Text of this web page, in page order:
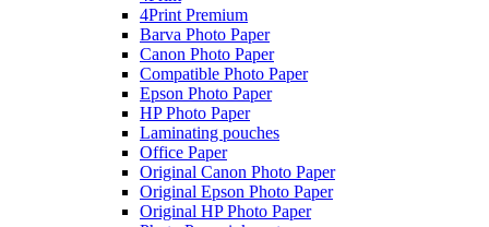
4Print Premium
Barva Photo Paper
Canon Photo Paper
Compatible Photo Paper
Epson Photo Paper
HP Photo Paper
Laminating pouches
Office Paper
Original Canon Photo Paper
Original Epson Photo Paper
Original HP Photo Paper